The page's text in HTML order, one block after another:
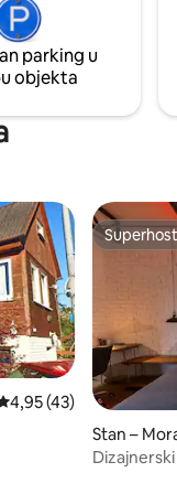
očarati.
mjesto za
parking u
objekta
ocjena:
4,95 (43)
Superhost
Superhost
Stan –